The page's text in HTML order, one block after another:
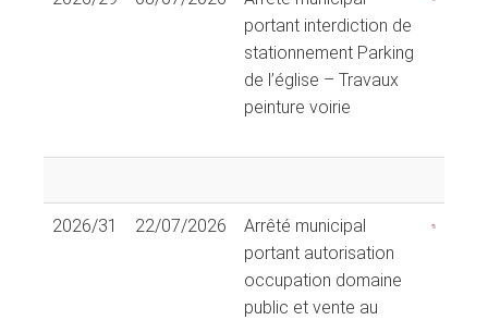
portant interdiction de
stationnement Parking
de l’église – Travaux
peinture voirie
2026/31 22/07/2026
Arrêté municipal
portant autorisation
occupation domaine
public et vente au